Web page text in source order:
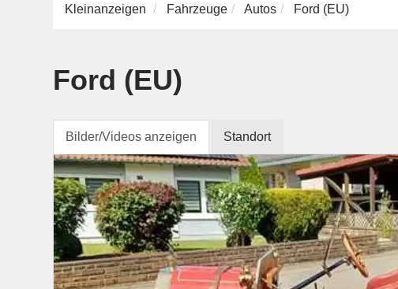
Kleinanzeigen Fahrzeuge Autos Ford (EU)
Ford (EU)
Bilder/Videos anzeigen Standort